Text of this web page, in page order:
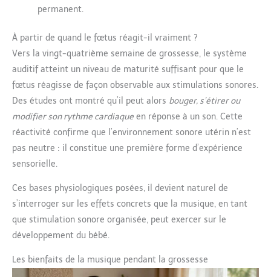
permanent.
À partir de quand le fœtus réagit-il vraiment ?
Vers la vingt-quatrième semaine de grossesse, le système
auditif atteint un niveau de maturité suffisant pour que le
fœtus réagisse de façon observable aux stimulations sonores.
Des études ont montré qu’il peut alors bouger, s’étirer ou
modifier son rythme cardiaque en réponse à un son. Cette
réactivité confirme que l’environnement sonore utérin n’est
pas neutre : il constitue une première forme d’expérience
sensorielle.
Ces bases physiologiques posées, il devient naturel de
s’interroger sur les effets concrets que la musique, en tant
que stimulation sonore organisée, peut exercer sur le
développement du bébé.
Les bienfaits de la musique pendant la grossesse